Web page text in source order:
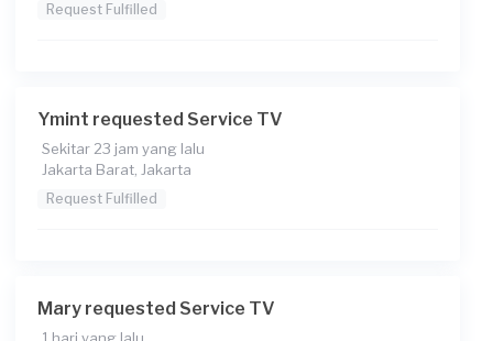
Request Fulfilled
Ymint requested Service TV
Sekitar 23 jam yang lalu
Jakarta Barat, Jakarta
Request Fulfilled
Mary requested Service TV